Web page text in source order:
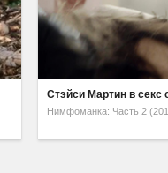
Стэйси Мартин в секс
Нимфоманка: Часть 2